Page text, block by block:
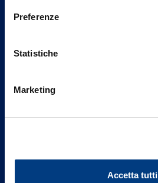
Preferenze
Statistiche
Marketing
Accetta tutti
Vittoria Assicurazioni S.p.A.